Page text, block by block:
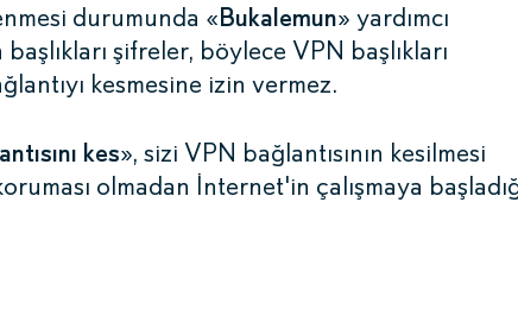
durumunda «Bukalemun» yardımcı
şifreler, böylece VPN başlıkları
kesmesine izin vermez.
kes», sizi VPN bağlantısının kesilmesi
olmadan İnternet'in çalışmaya